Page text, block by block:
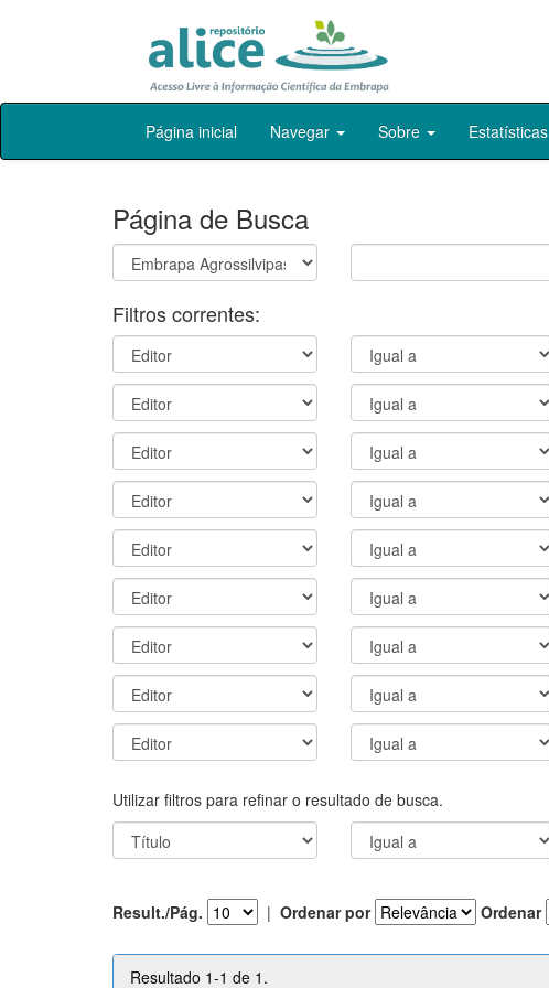
Skip
Página inicial Navegar Sobre Estatísticas
Página de Busca
Filtros correntes:
Utilizar filtros para refinar o resultado de busca.
Result./Pág. | Ordenar por Ordenar
Resultado 1-1 de 1.